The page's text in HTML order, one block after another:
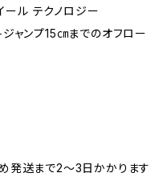
ール テクノロジー
ャンプ15㎝までのオフロー
発送まで2～3日かかります